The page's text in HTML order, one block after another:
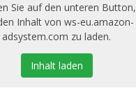
Sie auf den unteren Button,
Inhalt von ws-eu.amazon-
adsystem.com zu laden.
Inhalt laden